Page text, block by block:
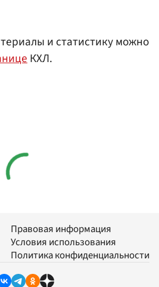
и статистику можно
КХЛ.
Правовая информация
Условия использования
Политика конфиденциальности